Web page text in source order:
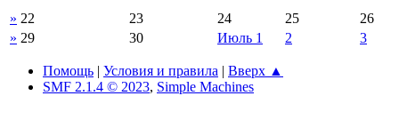
» 22 23 24 25
26
» 29 30 Июль 1 2 3
Помощь | Условия и правила | Вверх ▲
SMF 2.1.4 © 2023, Simple Machines